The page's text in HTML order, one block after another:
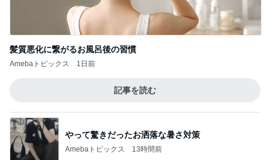
髪質悪化に繋がるお風呂後の習慣
Amebaトピックス 1日前
記事を読む
やって驚きだったお洒落な暑さ対策
Amebaトピックス 13時間前